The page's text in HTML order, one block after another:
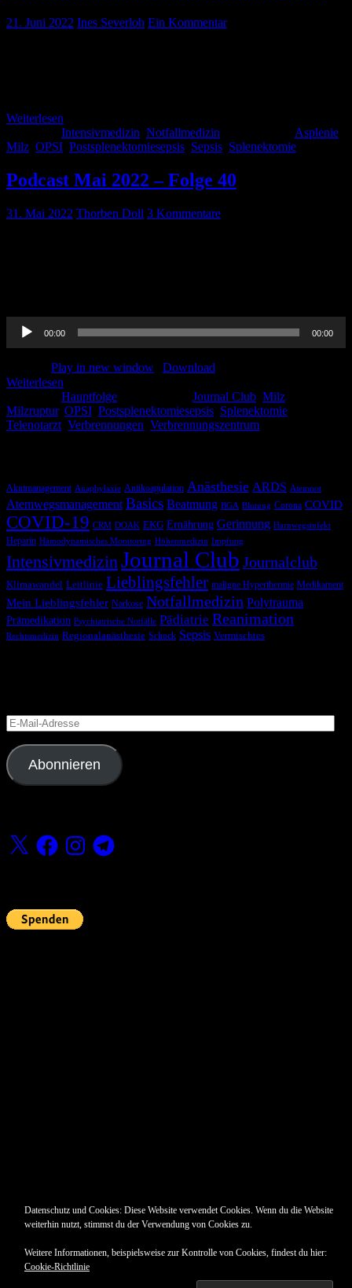
21. Juni 2022 Ines Severloh Ein Kommentar
Weiterlesen
Intensivmedizin Notfallmedizin Asplenie
Milz OPSI Postsplenektomiesepsis Sepsis Splenektomie
Podcast Mai 2022 – Folge 40
31. Mai 2022 Thorben Doll 3 Kommentare
Audio-
Player
00:00 00:00
Play in new window
Download
Weiterlesen
Hauptfolge Journal Club Milz
Milzruptur, OPSI Postsplenektomiesepsis Splenektomie
Telenotarzt Verbrennungen Verbrennungszentrum
Akutmanagement Anaphylaxie Antikoagulation Anästhesie ARDS Atemnot
Atemwegsmanagement Basics Beatmung BGA Blutung Corona COVID
COVID-19 CRM DOAK EKG Ernährung Gerinnung Harnwegsinfekt
Heparin Hämodynamisches Monitoring Höhenmedizin Impfung
Intensivmedizin Journal Club Journalclub
Klimawandel Leitlinie Lieblingsfehler maligne Hyperthermie Medikament
Mein Lieblingsfehler Narkose Notfallmedizin Polytrauma
Prämedikation Psychiatrische Notfälle Pädiatrie Reanimation
Rechtsmedizin Regionalanästhesie Schock Sepsis Vermischtes
E-
Mail-
Adresse
Abonnieren
X FacebookInstagramTelegram
Datenschutz und Cookies: Diese Website verwendet Cookies. Wenn du die Website
weiterhin nutzt, stimmst du der Verwendung von Cookies zu.
Weitere Informationen, beispielsweise zur Kontrolle von Cookies, findest du hier:
Cookie-Richtlinie